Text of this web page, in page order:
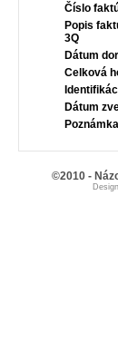
Číslo
Popis
3Q
Dátum
Celková
Dátum
©2010 -